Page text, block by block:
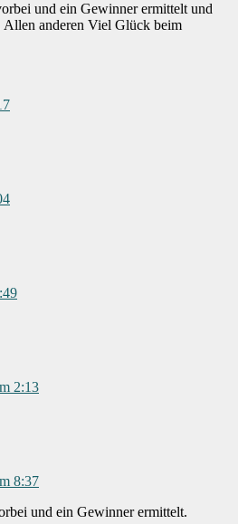
und ein Gewinner ermittelt und
Allen anderen Viel Glück beim
2:13
8:37
und ein Gewinner ermittelt.